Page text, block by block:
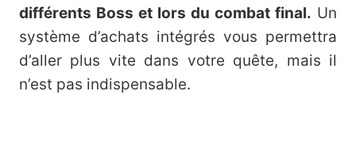
différents Boss et lors du combat final. Un
système d’achats intégrés vous permettra
d’aller plus vite dans votre quête, mais il
n’est pas indispensable.